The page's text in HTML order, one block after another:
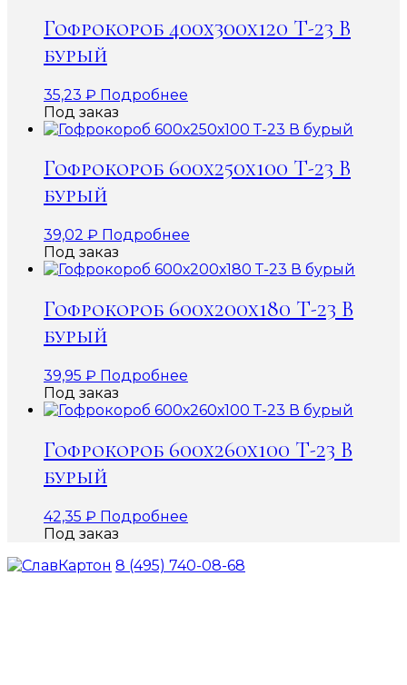
Гофрокороб 400х300х120 Т-23 В
бурый
35,23 ₽ Подробнее
Под заказ
Гофрокороб 600х250х100 Т-23 В
бурый
39,02 ₽ Подробнее
Под заказ
Гофрокороб 600х200х180 Т-23 В
бурый
39,95 ₽ Подробнее
Под заказ
Гофрокороб 600х260х100 Т-23 В
бурый
42,35 ₽ Подробнее
Под заказ
8 (495) 740-08-68